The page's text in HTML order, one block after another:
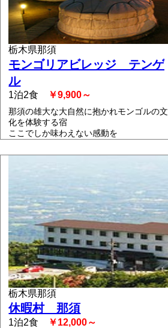
栃木県那須
モンゴリアビレッジ テンゲ
ル
1泊2食 ￥9,900～
那須の雄大な大自然に抱かれモンゴルの文
化を体験する宿
ここでしか味わえない感動を
栃木県那須
休暇村 那須
1泊2食 ￥12,000～